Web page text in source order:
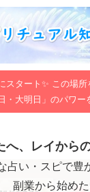
スタート✨ この場
・大明日」のパワー
へ、レイから
占い・スピで豊
副業から始め